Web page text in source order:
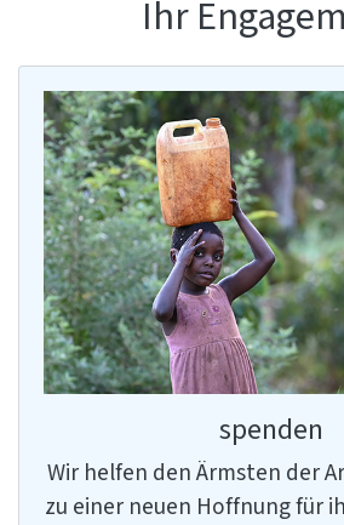
Ihr
spenden
Wir helfen den Ärmsten der
zu einer neuen Hoffnung für